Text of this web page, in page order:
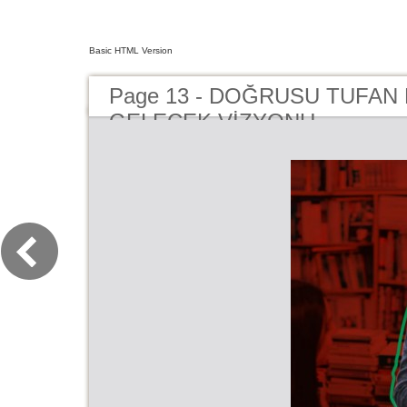
Basic HTML Version
Page 13 - DOĞRUSU TUFAN
GELECEK VİZYONU